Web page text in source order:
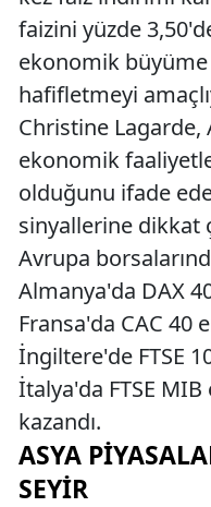
faizini yüzde
ekonomik büyüme
hafifletmeyi
Christine
ekonomik
olduğunu ifade
sinyallerine dikkat
Avrupa
Almanya'da DAX
Fransa'da CAC 40
İngiltere'de FTSE
İtalya'da FTSE
kazandı.
ASYA
SEYIR